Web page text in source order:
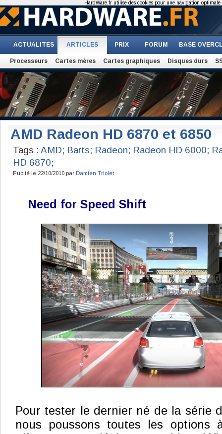
ACTUALITES ARTICLES PRIX FORUM BASE
Processeurs Cartes mères Cartes graphiques Disques durs
AMD Radeon HD 6870 et 6850
Tags : AMD; Barts; Radeon; Radeon HD 6000;
HD 6870;
Publié le 22/10/2010 par Damien Triolet
Need for Speed Shift
Pour tester le dernier né de la série
nous poussons toutes les options
HardWare.fr utilise des cookies pour une navigation